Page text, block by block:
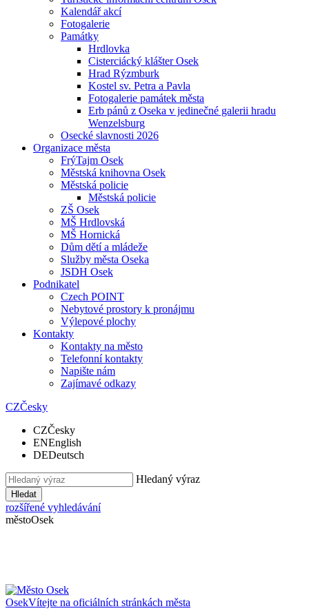
Kalendář akcí
Fotogalerie
Památky
Hrdlovka
Cisterciácký klášter Osek
Hrad Rýzmburk
Kostel sv. Petra a Pavla
Fotogalerie památek města
Erb pánů z Oseka v jedinečné galerii hradu
Wenzelsburg
Osecké slavnosti 2026
Organizace města
FrýTajm Osek
Městská knihovna Osek
Městská policie
Městská policie
ZŠ Osek
MŠ Hrdlovská
MŠ Hornická
Dům dětí a mládeže
Služby města Oseka
JSDH Osek
Podnikatel
Czech POINT
Nebytové prostory k pronájmu
Výlepové plochy
Kontakty
Kontakty na město
Telefonní kontakty
Napište nám
Zajímavé odkazy
CZČesky
CZČesky
ENEnglish
DEDeutsch
Hledaný výraz
Hledat
rozšířené vyhledávání
městoOsek
OsekVítejte na oficiálních stránkách města